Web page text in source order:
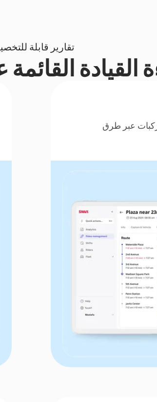
تقارير قابلة
القيادة القائمة
عبر طرق